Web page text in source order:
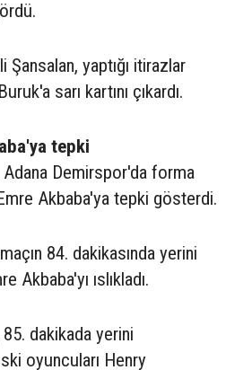
Şansalan, yaptığı itirazlar
sarı kartını çıkardı.
tepki
Adana Demirspor'da forma
Akbaba'ya tepki gösterdi.
84. dakikasında yerini
Akbaba'yı ıslıkladı.
dakikada yerini
oyuncuları Henry